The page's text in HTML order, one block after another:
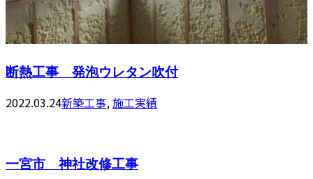
断熱工事 発泡ウレタン吹付
2022.03.24新築工事,施工実績
一宮市 神社改修工事